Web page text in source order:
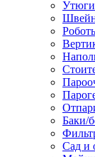
Утюги
Баки/
Сад и